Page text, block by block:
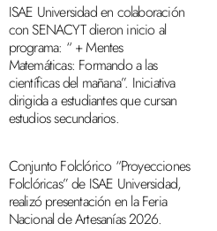
ISAE Universidad en colaboración
con SENACYT dieron inicio al
programa: “ + Mentes
Matemáticas: Formando a las
científicas del mañana”. Iniciativa
dirigida a estudiantes que cursan
estudios secundarios.
Conjunto Folclórico “Proyecciones
Folclóricas” de ISAE Universidad,
realizó presentación en la Feria
Nacional de Artesanías 2026.